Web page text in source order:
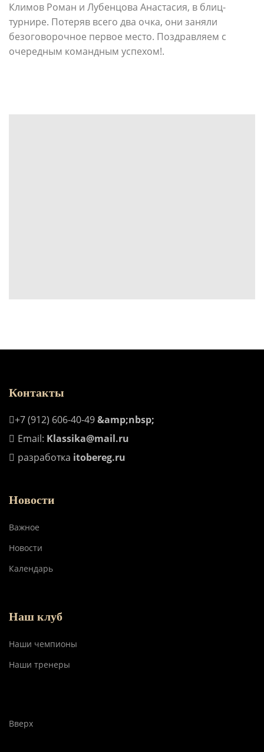
Климов Роман и Лубенцова Анастасия, в блиц-
турнире. Потеряв всего два очка, они заняли
безоговорочное первое место. Поздравляем с
очередным командным успехом!.
Контакты
+7 (912) 606-40-49&amp;nbsp;
Email: Klassika@mail.ru
разработка itobereg.ru
Новости
Важное
Новости
Календарь
Наш клуб
Наши чемпионы
Наши тренеры
Вверх